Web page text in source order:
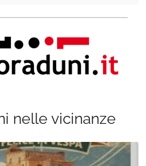
nelle vicinanze